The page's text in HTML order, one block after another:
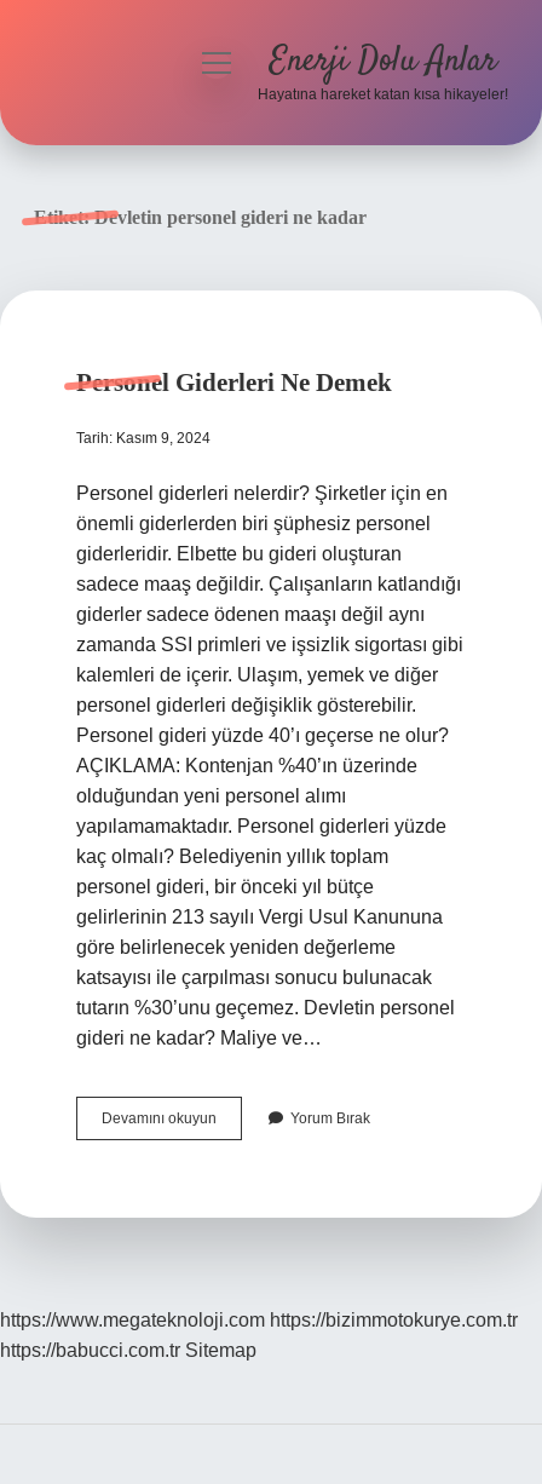
menüyüEnerji Dolu Anlar
Hayatına hareket katan kısa hikayeler!
Etiket:Devletin personel gideri ne kadar
Personel Giderleri Ne Demek
Tarih: Kasım 9, 2024
Personel giderleri nelerdir? Şirketler için en
önemli giderlerden biri şüphesiz personel
giderleridir. Elbette bu gideri oluşturan
sadece maaş değildir. Çalışanların katlandığı
giderler sadece ödenen maaşı değil aynı
zamanda SSI primleri ve işsizlik sigortası gibi
kalemleri de içerir. Ulaşım, yemek ve diğer
personel giderleri değişiklik gösterebilir.
Personel gideri yüzde 40’ı geçerse ne olur?
AÇIKLAMA: Kontenjan %40’ın üzerinde
olduğundan yeni personel alımı
yapılamamaktadır. Personel giderleri yüzde
kaç olmalı? Belediyenin yıllık toplam
personel gideri, bir önceki yıl bütçe
gelirlerinin 213 sayılı Vergi Usul Kanununa
göre belirlenecek yeniden değerleme
katsayısı ile çarpılması sonucu bulunacak
tutarın %30’unu geçemez. Devletin personel
gideri ne kadar? Maliye ve…
Devamını okuyun Personel
Giderleri
Yorum Bırak
https://www.megateknoloji.com https://bizimmotokurye.com.tr
https://babucci.com.tr Sitemap